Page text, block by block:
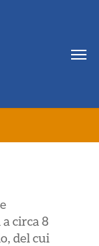
circa 8
del cui